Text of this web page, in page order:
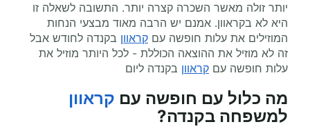
יותר זולה מאשר השכרה קצרה יותר. התשובה לשאלה זו
היא לא בקראוון. אמנם יש הרבה מאוד מבצעי הנחות
המוזילים את עלות חופשה עם קראוון בקנדה לחודש אבל
זה לא מוזיל את ההוצאה הכוללת - לכל היותר מוזיל את
עלות חופשה עם קראוון בקנדה ליום
מה כלול עם חופשה עם קראוון
למשפחה בקנדה?